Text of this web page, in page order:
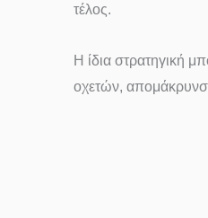
τέλος.
Η ίδια στρατηγική
οχετών,